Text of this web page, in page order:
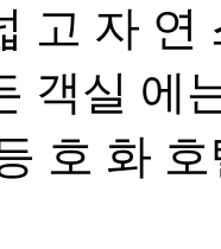
고 자
객실 에
호 화